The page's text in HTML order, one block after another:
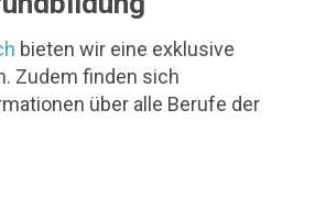
bieten wir eine exklusive
Zudem finden sich
über alle Berufe der